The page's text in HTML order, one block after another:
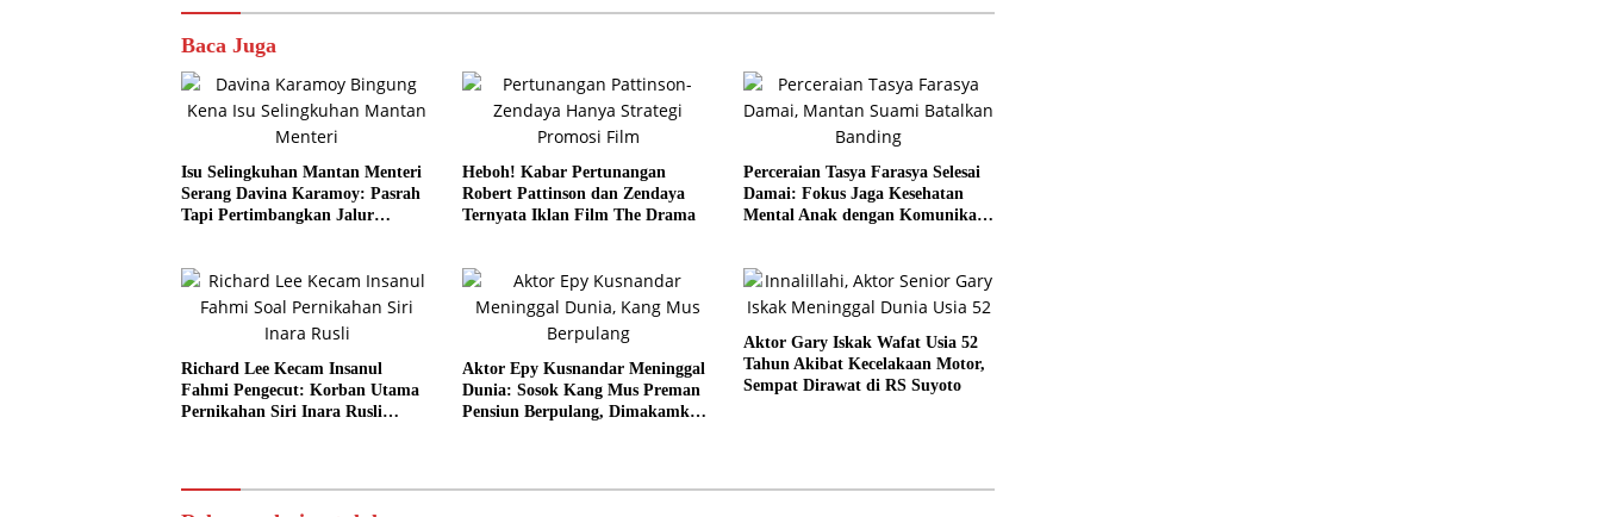
Baca Juga
Isu Selingkuhan Mantan Menteri
Serang Davina Karamoy: Pasrah
Tapi Pertimbangkan Jalur
Heboh! Kabar Pertunangan
Robert Pattinson dan Zendaya
Ternyata Iklan Film The Drama
Perceraian Tasya Farasya Selesai
Damai: Fokus Jaga Kesehatan
Mental Anak dengan Komunikasi
Richard Lee Kecam Insanul
Fahmi Pengecut: Korban Utama
Pernikahan Siri Inara Rusli
Aktor Epy Kusnandar Meninggal
Dunia: Sosok Kang Mus Preman
Pensiun Berpulang, Dimakamkan
Aktor Gary Iskak Wafat Usia 52
Tahun Akibat Kecelakaan Motor,
Sempat Dirawat di RS Suyoto